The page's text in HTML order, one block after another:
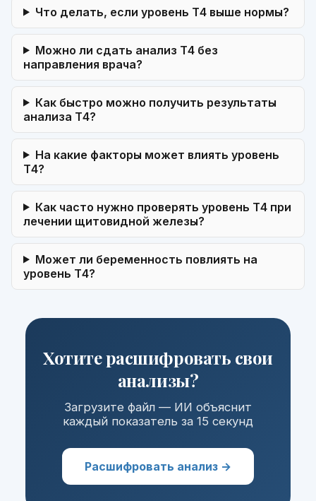
Что делать, если уровень Т4 выше нормы?
Можно ли сдать анализ Т4 без
направления врача?
Как быстро можно получить результаты
анализа Т4?
На какие факторы может влиять уровень
Т4?
Как часто нужно проверять уровень Т4 при
лечении щитовидной железы?
Может ли беременность повлиять на
уровень Т4?
Хотите расшифровать свои
анализы?
Загрузите файл — ИИ объяснит
каждый показатель за 15 секунд
Расшифровать анализ →